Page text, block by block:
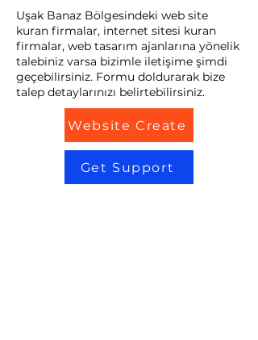
Uşak Banaz Bölgesindeki web site
kuran firmalar, internet sitesi kuran
firmalar, web tasarım ajanlarına yönelik
talebiniz varsa bizimle iletişime şimdi
geçebilirsiniz. Formu doldurarak bize
talep detaylarınızı belirtebilirsiniz.
Website Create
Get Support